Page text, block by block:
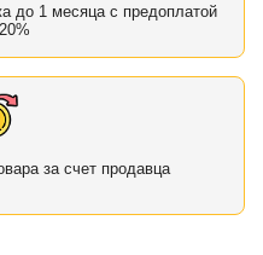
до 1 месяца с предоплатой
за счет продавца